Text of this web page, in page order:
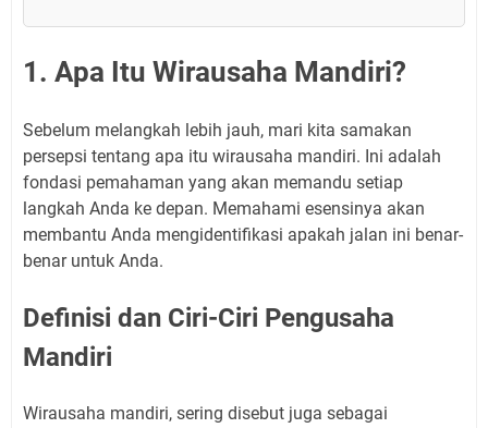
1. Apa Itu Wirausaha Mandiri?
Sebelum melangkah lebih jauh, mari kita samakan
persepsi tentang apa itu wirausaha mandiri. Ini adalah
fondasi pemahaman yang akan memandu setiap
langkah Anda ke depan. Memahami esensinya akan
membantu Anda mengidentifikasi apakah jalan ini benar-
benar untuk Anda.
Definisi dan Ciri-Ciri Pengusaha
Mandiri
Wirausaha mandiri, sering disebut juga sebagai